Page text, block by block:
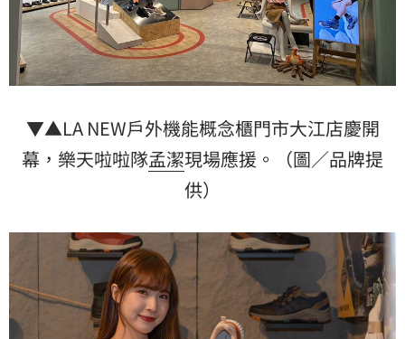
▼▲LA NEW戶外機能概念櫃門市大江店慶開
幕，樂天啦啦隊孟潔現場應援。（圖／品牌提
供）